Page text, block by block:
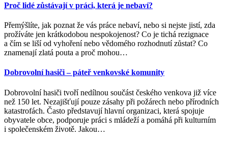
Proč lidé zůstávají v práci, která je nebaví?
Přemýšlíte, jak poznat že vás práce nebaví, nebo si nejste jistí, zda
prožíváte jen krátkodobou nespokojenost? Co je tichá rezignace
a čím se liší od vyhoření nebo vědomého rozhodnutí zůstat? Co
znamenají zlatá pouta a proč mohou…
Dobrovolní hasiči – páteř venkovské komunity
Dobrovolní hasiči tvoří nedílnou součást českého venkova již více
než 150 let. Nezajišťují pouze zásahy při požárech nebo přírodních
katastrofách. Často představují hlavní organizaci, která spojuje
obyvatele obce, podporuje práci s mládeží a pomáhá při kulturním
i společenském životě. Jakou…